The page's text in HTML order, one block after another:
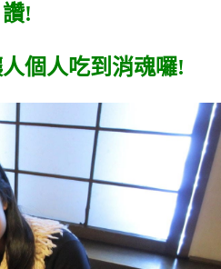
讚!
個人吃到消魂囉!